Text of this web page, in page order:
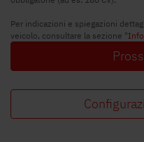
Per indicazioni e spiegazioni
veicolo, consultare la sezione "